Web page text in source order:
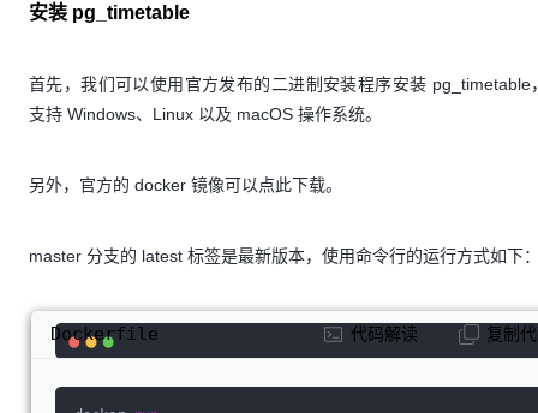
安装 pg_timetable
首先，我们可以使用官方发布的二进制安装程序安装 pg_timetable
支持 Windows、Linux 以及 macOS 操作系统。
另外，官方的 docker 镜像可以点此下载。
master 分支的 latest 标签是最新版本，使用命令行的运行方式如下
Dockerfile 代码解读 复制